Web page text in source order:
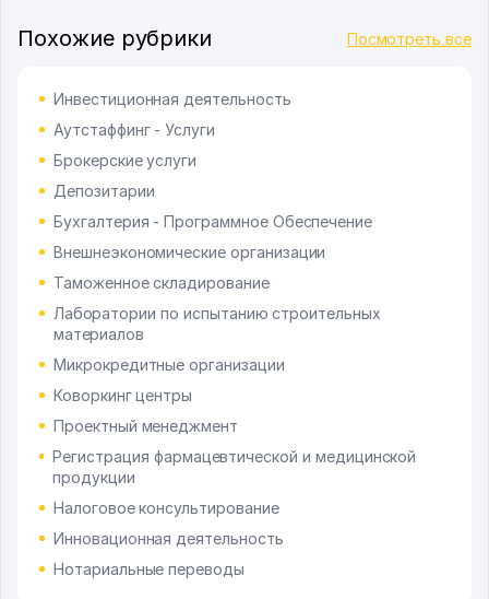
Похожие рубрики Посмотреть все
Инвестиционная деятельность
Аутстаффинг - Услуги
Брокерские услуги
Депозитарии
Бухгалтерия - Программное Обеспечение
Внешнеэкономические организации
Таможенное складирование
Лаборатории по испытанию строительных
материалов
Микрокредитные организации
Коворкинг центры
Проектный менеджмент
Регистрация фармацевтической и медицинской
продукции
Налоговое консультирование
Инновационная деятельность
Нотариальные переводы